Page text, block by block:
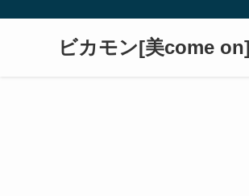
ビカモン[美come on]